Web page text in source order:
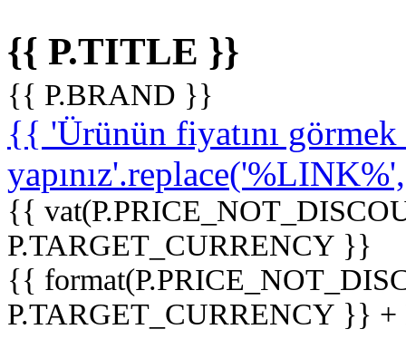
{{ P.TITLE }}
{{ P.BRAND }}
{{ 'Ürünün fiyatını
{{
P.TARGET_CURRENCY }}
{{
P.TARGET_CURRENCY }}